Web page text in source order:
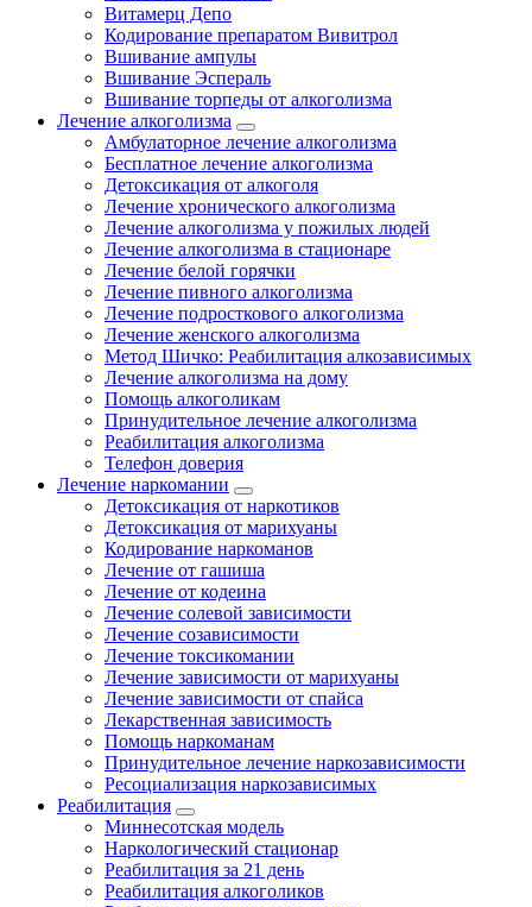
Витамерц Депо
Кодирование препаратом Вивитрол
Вшивание ампулы
Вшивание Эспераль
Вшивание торпеды от алкоголизма
Лечение алкоголизма
Амбулаторное лечение алкоголизма
Бесплатное лечение алкоголизма
Детоксикация от алкоголя
Лечение хронического алкоголизма
Лечение алкоголизма у пожилых людей
Лечение алкоголизма в стационаре
Лечение белой горячки
Лечение пивного алкоголизма
Лечение подросткового алкоголизма
Лечение женского алкоголизма
Метод Шичко: Реабилитация алкозависимых
Лечение алкоголизма на дому
Помощь алкоголикам
Принудительное лечение алкоголизма
Реабилитация алкоголизма
Телефон доверия
Лечение наркомании
Детоксикация от наркотиков
Детоксикация от марихуаны
Кодирование наркоманов
Лечение от гашиша
Лечение от кодеина
Лечение солевой зависимости
Лечение созависимости
Лечение токсикомании
Лечение зависимости от марихуаны
Лечение зависимости от спайса
Лекарственная зависимость
Помощь наркоманам
Принудительное лечение наркозависимости
Ресоциализация наркозависимых
Реабилитация
Миннесотская модель
Наркологический стационар
Реабилитация за 21 день
Реабилитация алкоголиков